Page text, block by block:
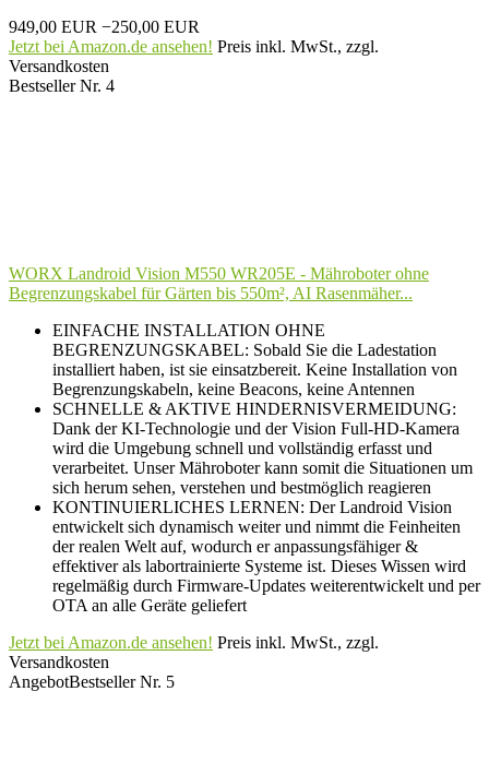
949,00 EUR −250,00 EUR
Jetzt bei Amazon.de ansehen! Preis inkl. MwSt., zzgl.
Versandkosten
Bestseller Nr. 4
WORX Landroid Vision M550 WR205E - Mähroboter ohne
Begrenzungskabel für Gärten bis 550m², AI Rasenmäher...
EINFACHE INSTALLATION OHNE
BEGRENZUNGSKABEL: Sobald Sie die Ladestation
installiert haben, ist sie einsatzbereit. Keine Installation von
Begrenzungskabeln, keine Beacons, keine Antennen
SCHNELLE & AKTIVE HINDERNISVERMEIDUNG:
Dank der KI-Technologie und der Vision Full-HD-Kamera
wird die Umgebung schnell und vollständig erfasst und
verarbeitet. Unser Mähroboter kann somit die Situationen um
sich herum sehen, verstehen und bestmöglich reagieren
KONTINUIERLICHES LERNEN: Der Landroid Vision
entwickelt sich dynamisch weiter und nimmt die Feinheiten
der realen Welt auf, wodurch er anpassungsfähiger &
effektiver als labortrainierte Systeme ist. Dieses Wissen wird
regelmäßig durch Firmware-Updates weiterentwickelt und per
OTA an alle Geräte geliefert
Jetzt bei Amazon.de ansehen! Preis inkl. MwSt., zzgl.
Versandkosten
AngebotBestseller Nr. 5